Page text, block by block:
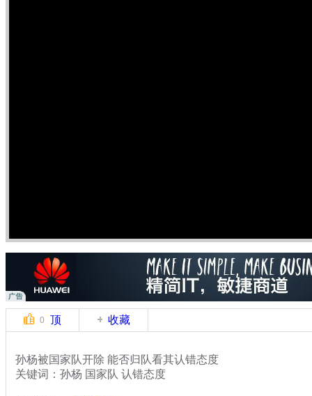
0 顶 收藏
孙杨被国家队开除 能否归队看其认错态度
关键词：孙杨 国家队 认错态度